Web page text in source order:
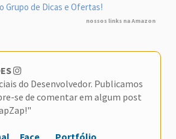
Grupo de Dicas e Ofertas!
nossos links na Amazon
do Desenvolvedor. Publicamos
se de comentar em algum post